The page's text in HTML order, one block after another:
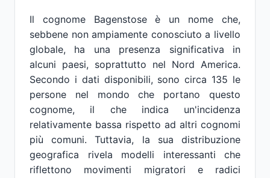
Il cognome Bagenstose è un nome che,
sebbene non ampiamente conosciuto a livello
globale, ha una presenza significativa in
alcuni paesi, soprattutto nel Nord America.
Secondo i dati disponibili, sono circa 135 le
persone nel mondo che portano questo
cognome, il che indica un'incidenza
relativamente bassa rispetto ad altri cognomi
più comuni. Tuttavia, la sua distribuzione
geografica rivela modelli interessanti che
riflettono movimenti migratori e radici